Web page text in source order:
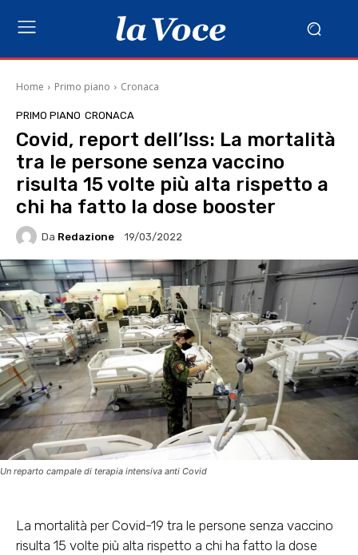
Home Primo piano Cronaca
PRIMO PIANO CRONACA
Covid, report dell’Iss: La mortalità
tra le persone senza vaccino
risulta 15 volte più alta rispetto a
chi ha fatto la dose booster
Da Redazione 19/03/2022
Un reparto campale di terapia intensiva anti Covid
La mortalità per Covid-19 tra le persone senza vaccino
risulta 15 volte più alta rispetto a chi ha fatto la dose